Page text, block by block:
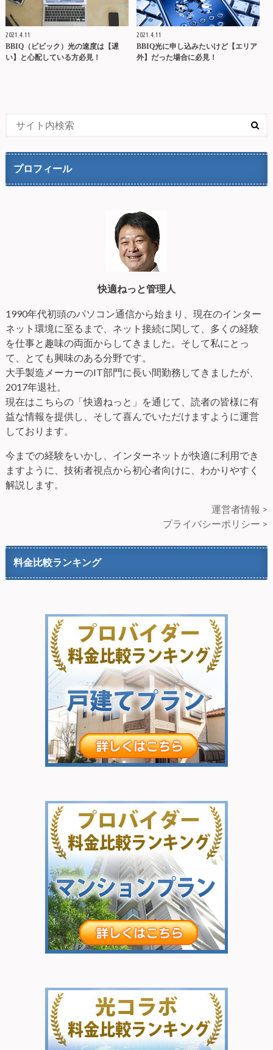
2021.4.11
BBIQ（ビビック）光の速度は【遅
い】と心配している方必見！
2021.4.11
BBIQ光に申し込みたいけど【エリア
外】だった場合に必見！
プロフィール
快適ねっと管理人
1990年代初頭のパソコン通信から始まり、現在のインター
ネット環境に至るまで、ネット接続に関して、多くの経験
を仕事と趣味の両面からしてきました。そして私にとっ
て、とても興味のある分野です。
大手製造メーカーのIT部門に長い間勤務してきましたが、
2017年退社。
現在はこちらの「快適ねっと」を通じて、読者の皆様に有
益な情報を提供し、そして喜んでいただけますように運営
しております。
今までの経験をいかし、インターネットが快適に利用でき
ますように、技術者視点から初心者向けに、わかりやすく
解説します。
運営者情報 >
プライバシーポリシー >
料金比較ランキング